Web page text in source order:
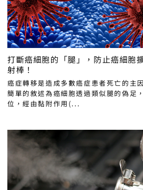
打斷癌細胞的「腿」，防止癌細胞
射棒！
癌症轉移是造成多數癌症患者死亡的主
簡單的敘述為癌細胞透過類似腿的偽足
位，經由黏附作用(...